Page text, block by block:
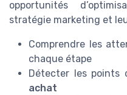
opportunités
stratégie marketing et
Comprendre les
chaque étape
Détecter les
achat